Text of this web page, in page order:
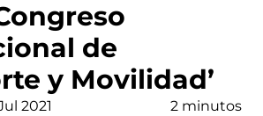
de
y Movilidad’
2021 2 minutos